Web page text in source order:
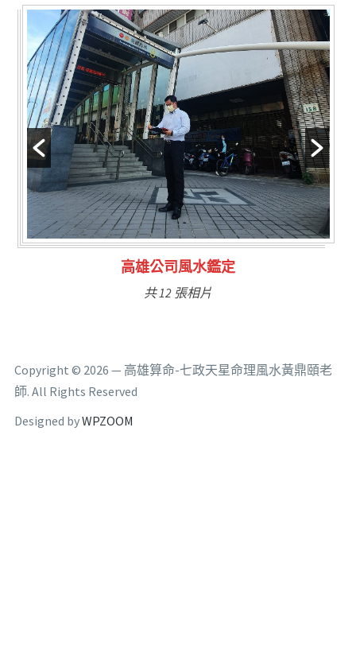
林氏福主量子生基造命
共 6 張相片
Copyright © 2026 — 高雄算命-七政天星命理風水黃鼎頤老
師. All Rights Reserved
Designed byWPZOOM